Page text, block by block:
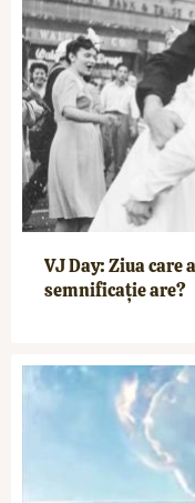
VJ Day: Ziua care
semnificație are?